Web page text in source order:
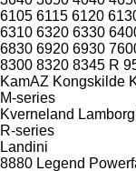
6105 6115 6120
6310 6320 6330
6830 6920 6930
8300 8320 8345 R
KamAZ Kongskilde
M-series
Kverneland
R-series
Landini
8880 Legend